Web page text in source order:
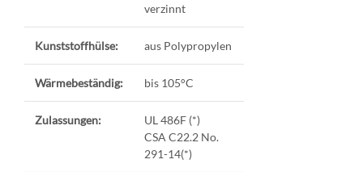
verzinnt
Kunststoffhülse: aus Polypropylen
Wärmebeständig: bis 105°C
Zulassungen:
UL 486F (*)
CSA C22.2 No.
291-14(*)